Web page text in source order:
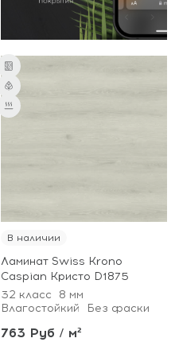
В наличии
Ламинат Swiss Krono
Caspian Кристо D1875
32 класс
8 мм
Влагостойкий
Без фаски
763 Руб / м²